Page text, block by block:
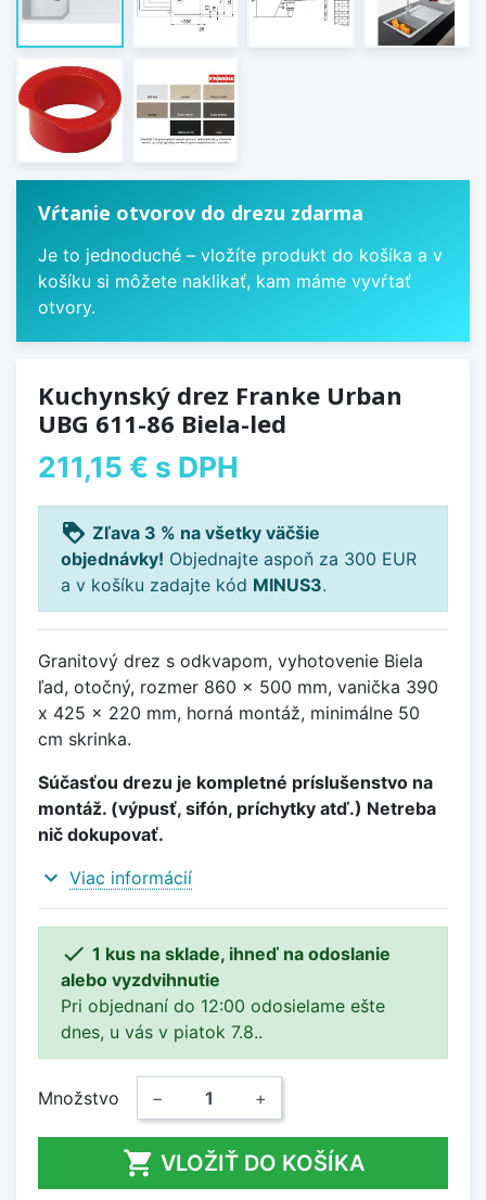
Vŕtanie otvorov do drezu zdarma
Je to jednoduché – vložíte produkt do košíka a v
košíku si môžete naklikať, kam máme vyvŕtať
otvory.
Kuchynský drez Franke Urban
UBG 611-86 Biela-led
211,15 € s DPH
loyalty Zľava 3 % na všetky väčšie
objednávky! Objednajte aspoň za 300 EUR
a v košíku zadajte kód MINUS3.
Granitový drez s odkvapom, vyhotovenie Biela
ľad, otočný, rozmer 860 x 500 mm, vanička 390
x 425 x 220 mm, horná montáž, minimálne 50
cm skrinka.
Súčasťou drezu je kompletné príslušenstvo na
montáž. (výpusť, sifón, príchytky atď.) Netreba
nič dokupovať.
expand_more Viac informácií
 1 kus na sklade, ihneď na odoslanie
alebo vyzdvihnutie
Pri objednaní do 12:00 odosielame ešte
dnes, u vás v piatok 7.8..
Množstvo − +
 VLOŽIŤ DO KOŠÍKA